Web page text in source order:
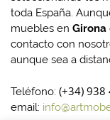
toda España.
muebles en Girona
contacto con
aunque sea a
Teléfono: (+34) 938
email: